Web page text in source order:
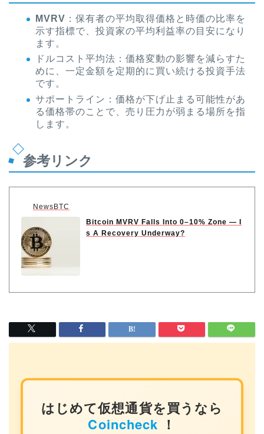
MVRV ：保有者の平均取得価格と時価の比率を
示す指標で、投資家の平均利益率の目安になり
ます。
ドルコスト平均法：価格変動の影響を減らすた
めに、一定金額を定期的に買い続ける投資手法
です。
サポートライン：価格が下げ止まる可能性があ
る価格帯のことで、売り圧力が弱まる場所を指
します。
参考リンク
NewsBTC
Bitcoin MVRV Falls Into 0–10% Zone — I
s A Recovery Underway?
はじめて仮想通貨を買うなら
Coincheck ！